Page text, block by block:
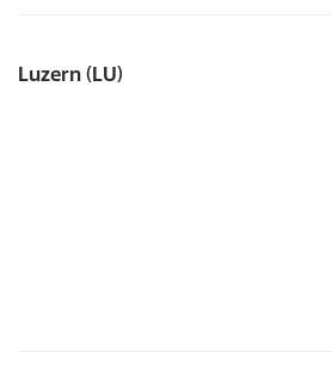
Luzern (LU)